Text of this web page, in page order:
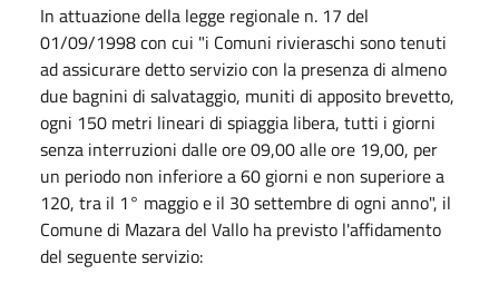
In attuazione della legge regionale n. 17 del
01/09/1998 con cui "i Comuni rivieraschi sono tenuti
ad assicurare detto servizio con la presenza di almeno
due bagnini di salvataggio, muniti di apposito brevetto,
ogni 150 metri lineari di spiaggia libera, tutti i giorni
senza interruzioni dalle ore 09,00 alle ore 19,00, per
un periodo non inferiore a 60 giorni e non superiore a
120, tra il 1° maggio e il 30 settembre di ogni anno", il
Comune di Mazara del Vallo ha previsto l'affidamento
del seguente servizio: